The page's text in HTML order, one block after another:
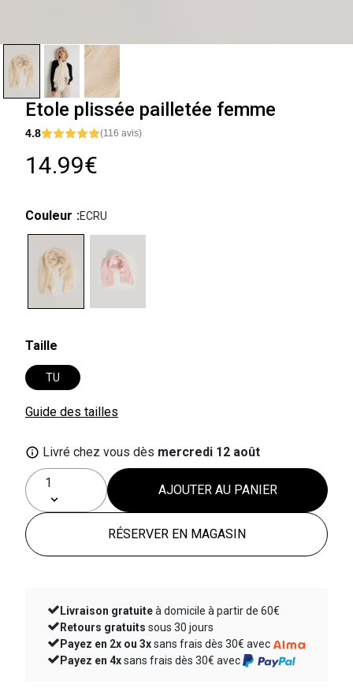
Etole plissée pailletée femme
4.8 (116 avis)
14.99€
Couleur ECRU
Taille
TU
Guide des tailles
Livré chez vous dès mercredi 12 août
AJOUTER AU PANIER
RÉSERVER EN MAGASIN
Livraison gratuite
à domicile à partir de 60€
Retours gratuits
sous 30 jours
Payez en 2x ou 3x
sans frais dès 30€ avec
Payez en 4x
sans frais dès 30€ avec